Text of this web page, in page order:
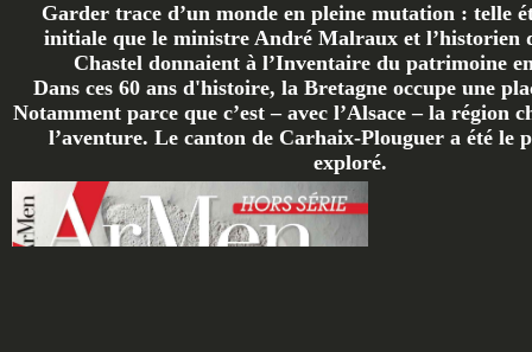
Garder trace d’un monde en pleine mutation : telle
initiale que le ministre André Malraux et l’historien
Chastel donnaient à l’Inventaire du patrimoine
Dans ces 60 ans d'histoire, la Bretagne occupe une
Notamment parce que c’est – avec l’Alsace – la région
l’aventure. Le canton de Carhaix-Plouguer a été le
exploré.